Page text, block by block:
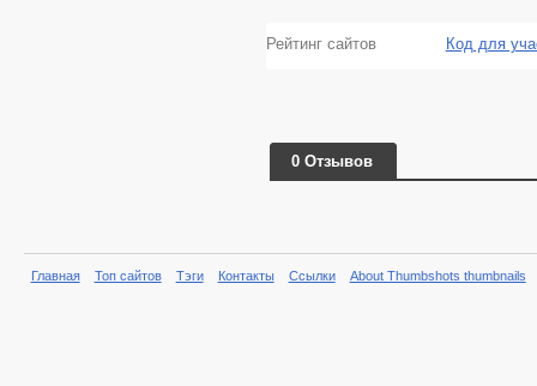
Рейтинг сайтов Код для
0 Отзывов
Главная Топ сайтов Тэги Контакты Ссылки About Thumbshots thumbnails